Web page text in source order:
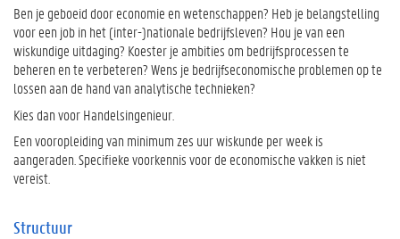
Ben je geboeid door economie en wetenschappen? Heb je belangstelling
voor een job in het (inter-)nationale bedrijfsleven? Hou je van een
wiskundige uitdaging? Koester je ambities om bedrijfsprocessen te
beheren en te verbeteren? Wens je bedrijfseconomische problemen op te
lossen aan de hand van analytische technieken?
Kies dan voor Handelsingenieur.
Een vooropleiding van minimum zes uur wiskunde per week is
aangeraden. Specifieke voorkennis voor de economische vakken is niet
vereist.
Structuur